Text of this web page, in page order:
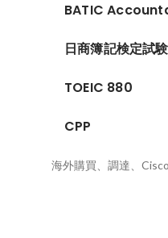
BATIC
日商簿記検定試
TOEIC 880
CPP
海外購買、調達、Cisco